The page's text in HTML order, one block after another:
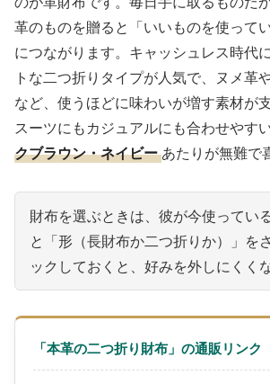
革のものを贈ると「いいものを使って
につながります。キャッシュレス時代
トな二つ折りタイプが人気で、ヌメ革
など、使うほどに味わいが増す素材が
スーツにもカジュアルにも合わせやす
クブラウン・ネイビー あたりが無難で
財布を選ぶときは、彼が今使ってい
と「形（長財布か二つ折りか）」を
ックしておくと、好みを外しにくく
「本革の二つ折り財布」の通販リンク